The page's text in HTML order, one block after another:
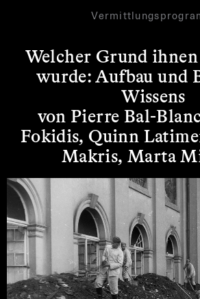
Welcher Grund
wurde: Aufbau und
Wissens
von Pierre Bal-
Fokidis, Quinn
Makris, Marta